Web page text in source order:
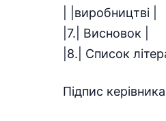
| |виробництві |
|7.| Висновок |
|8.| Список
Підпис керівника: